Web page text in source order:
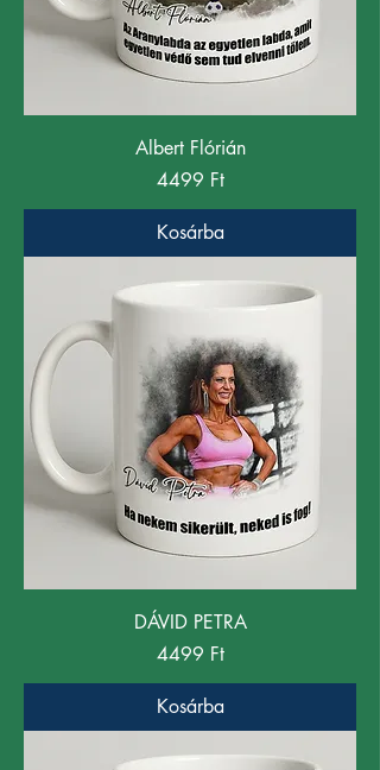
Albert Flórián
Ár
4499 Ft
Kosárba
DÁVID PETRA
Ár
4499 Ft
Kosárba